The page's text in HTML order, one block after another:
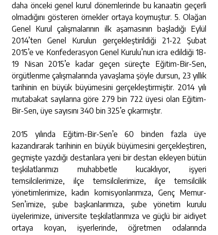
daha önceki genel kurul dönemlerinde bu kanaatin geçerli
olmadığını gösteren örnekler ortaya koymuştur. 5. Olağan
Genel Kurul çalışmalarının ilk aşamasının başladığı Eylül
2014’ten Genel Kurulun gerçekleştirildiği 21-22 Şubat
2015’e ve Konfederasyon Genel Kurulu’nun icra edildiği 18-
19 Nisan 2015’e kadar geçen süreçte Eğitim-Bir-Sen,
örgütlenme çalışmalarında yavaşlama şöyle dursun, 23 yıllık
tarihinin en büyük büyümesini gerçekleştirmiştir. 2014 yılı
mutabakat sayılarına göre 279 bin 722 üyesi olan Eğitim-
Bir-Sen, üye sayısını 340 bin 325’e çıkarmıştır.
2015 yılında Eğitim-Bir-Sen’e 60 binden fazla üye
kazandırarak tarihinin en büyük büyümesini gerçekleştiren,
geçmişte yazdığı destanlara yeni bir destan ekleyen bütün
teşkilatlarımızı muhabbetle kucaklıyor, işyeri
temsilcilerimize, ilçe temsilcilerimize, ilçe temsilcilik
yönetimlerimize, kadın komisyonlarımıza, Genç Memur-
Sen’imize, şube başkanlarımıza, şube yönetim kurulu
üyelerimize, üniversite teşkilatlarımıza ve güçlü bir aidiyet
ortaya koyan, işyerlerinde, öğretmen odalarında